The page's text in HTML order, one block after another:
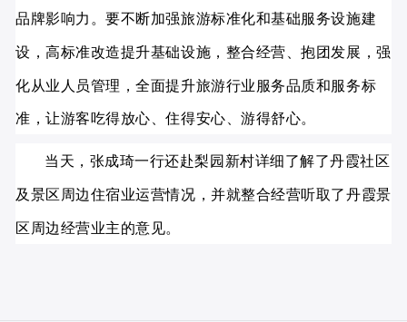
品牌影响力。要不断加强旅游标准化和基础服务设施建
设，高标准改造提升基础设施，整合经营、抱团发展，强
化从业人员管理，全面提升旅游行业服务品质和服务标
准，让游客吃得放心、住得安心、游得舒心。
当天，张成琦一行还赴梨园新村详细了解了丹霞社区
及景区周边住宿业运营情况，并就整合经营听取了丹霞景
区周边经营业主的意见。